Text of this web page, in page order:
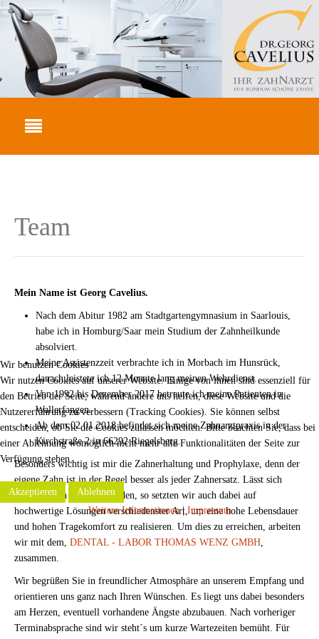
Team
Mein Name ist Georg Cavelius.
Nach dem Abitur 1982 am Stadtgartengymnasium in Saarlouis,
habe ich in Homburg/Saar mein Studium der Zahnheilkunde
absolviert.
Meine Assistenzzeit verbrachte ich in Morbach im Hunsrück,
danach leistete ich 12 Monate lang meinen Wehrdienst.
Von 1992 bis Dezember 2017 betreute ich meine Patienten in
Wallerfangen.
Ab dem 02.01.2018 befindet sich meine Zahnarztpraxis in der
Kirchstraße 2 in 66292 Riegelsberg.
Besonders wichtig ist mir die Zahnerhaltung und Prophylaxe, denn der
eigene Zahn ist in der Regel besser als jeder Zahnersatz. Lässt sich
dieser jedoch nicht vermeiden, so setzten wir auch dabei auf
hochwertige Lösungen verschiedenster Art, um eine hohe Lebensdauer
und hohen Tragekomfort zu realisieren. Um dies zu erreichen, arbeiten
wir mit dem, DENTAL - LABOR THOMAS WENZ GMBH
zusammen.
Wir begrüßen Sie in freundlicher Atmosphäre an unserem Empfang und
orientieren uns ganz nach Ihren Wünschen. Es liegt uns dabei besonders
am Herzen, eventuell vorhandene Ängste abzubauen. Nach vorheriger
Terminabsprache sind wir steht´s um kurze Wartezeiten bemüht. Für
Wir benutzen Cookies
Wir nutzen Cookies auf unserer Website. Einige von ihnen sind essenziell für
den Betrieb der Seite, während andere uns helfen, diese Website und die
Nutzererfahrung zu verbessern (Tracking Cookies). Sie können selbst
entscheiden, ob Sie die Cookies zulassen möchten. Bitte beachten Sie, dass bei
einer Ablehnung womöglich nicht mehr alle Funktionalitäten der Seite zur
Verfügung stehen.
Akzeptieren
Ablehnen
Weitere Informationen| Impressum